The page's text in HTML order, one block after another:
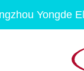
Yongde